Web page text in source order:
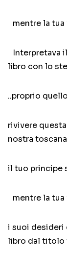
mentre la
Interpretava
libro con lo
..proprio
rivivere
nostra toscana
il tuo principe
mentre la tua
i suoi desideri
libro dal titolo